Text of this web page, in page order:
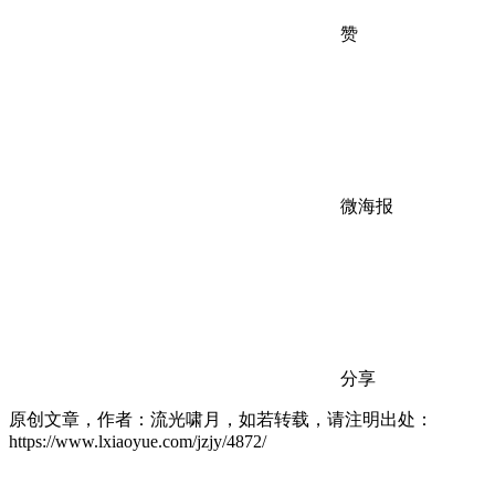
赞
微海报
分享
原创文章，作者：流光啸月，如若转载，请注明出处：
https://www.lxiaoyue.com/jzjy/4872/